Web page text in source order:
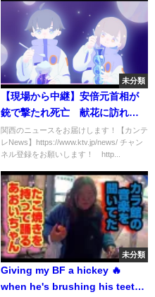
未分類
【現場から中継】安倍元首相が
銃で撃たれ死亡 献花に訪れる
人の姿も（7月8日午後8時ごろ）
関西のニュースをお届けします！【カンテ
レNews】https://www.ktv.jp/news/ チャン
ネル登録をお願いします！ http...
未分類
Giving my BF a hickey 🔥
when he's brushing his teeth